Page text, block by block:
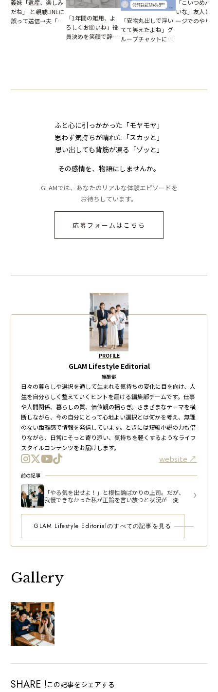
義妹「遺産、楽しみ
だね」 と親戚LINEに
誤って送信→夫「実
「1年間の雑用、よ
ろしくお願いね」役
員決めを笑顔で辞退
「安物丸出しで浮い
てて笑えたよね」グ
ループチャットに投
「こいつめん
いな」友人と
ージでのやり
ふと心に引っかかった「モヤモヤ」
思わず気持ちが晴れた「スカッと」
思い出しても背筋が凍る「ゾッと」
その感情を、物語にしませんか。
GLAMでは、あなたのリアルな体験エピソードを
お待ちしています。
応募フォームはこちら
PROFILE
GLAM Lifestyle Editorial
編集部
日々の暮らしや選択を通して生まれる気持ちの変化に目を向け、人
生を自分らしく整えていくヒントを届ける編集部チームです。仕事
や人間関係、暮らしの質、価値観の揺らぎ。さまざまなテーマを横
断しながら、今の自分にとって心地よい選択とは何かを考え、無理
のない距離感で情報を発信しています。ときには短編小説の力も借
りながら、日常にそっと寄り添い、気持ちを軽くするようなライフ
スタイルコンテンツをお届けします。
website
前の記事
「やる気を出せよ！」と根性論ばかりの上司。だが、
我慢できなかった私が正論を言い放つと状況が一変
GLAM Lifestyle Editorialのすべての記事を見る
Gallery
SHARE ! この記事をシェアする